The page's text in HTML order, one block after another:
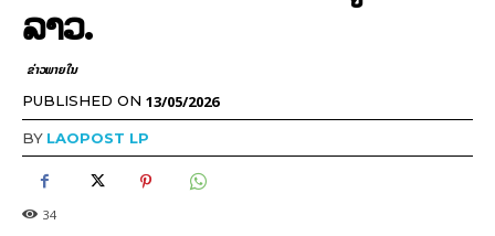
ລາວ.
ຂ່າວພາຍ​ໃນ
PUBLISHED ON 13/05/2026
BY LAOPOST LP
34